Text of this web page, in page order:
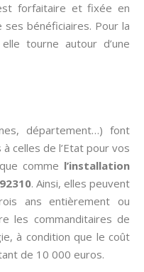
forfaitaire et fixée en
bénéficiaires. Pour la
tourne autour d’une
département…) font
celles de l’Etat pour vos
comme l’installation
. Ainsi, elles peuvent
ans entièrement ou
les commanditaires de
à condition que le coût
de 10 000 euros.